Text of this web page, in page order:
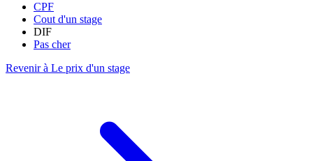
CPF
Cout d'un stage
DIF
Pas cher
Revenir à Le prix d'un stage